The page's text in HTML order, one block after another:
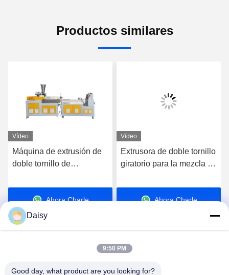
Productos similares
Vídeo
Máquina de extrusión de
doble tornillo de
precisión Línea de
granulación de pellets de
plástico Pe Pp
Ahora Charle
Vídeo
Extrusora de doble tornillo
giratorio para la mezcla de
y PP de alto relleno
Ahora Charle
Daisy
9:50 PM
Good day, what product are you looking for?